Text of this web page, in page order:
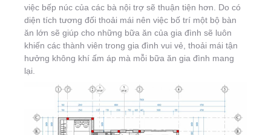
việc bếp núc của các bà nội trợ sẽ thuận tiện hơn. Do có
diện tích tương đối thoải mái nên việc bố trí một bộ bàn
ăn lớn sẽ giúp cho những bữa ăn của gia đình sẽ luôn
khiến các thành viên trong gia đình vui vẻ, thoải mái tận
hưởng không khí ấm áp mà mỗi bữa ăn gia đình mang
lại.